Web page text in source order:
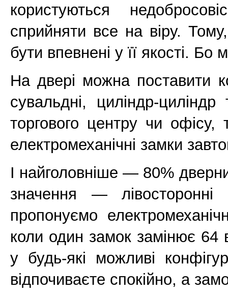
користуються
сприйняти все на віру.
бути впевнені у її якості.
На двері можна поставити
сувальдні, циліндр-
торгового центру чи офісу,
електромеханічні замки
І найголовніше — 80%
значення —
пропонуємо
коли один замок замінює 64
у будь-які можливі
відпочиваєте спокійно, а